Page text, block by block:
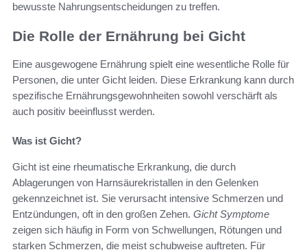
bewusste Nahrungsentscheidungen zu treffen.
Die Rolle der Ernährung bei Gicht
Eine ausgewogene Ernährung spielt eine wesentliche Rolle für
Personen, die unter Gicht leiden. Diese Erkrankung kann durch
spezifische Ernährungsgewohnheiten sowohl verschärft als
auch positiv beeinflusst werden.
Was ist Gicht?
Gicht ist eine rheumatische Erkrankung, die durch
Ablagerungen von Harnsäurekristallen in den Gelenken
gekennzeichnet ist. Sie verursacht intensive Schmerzen und
Entzündungen, oft in den großen Zehen. Gicht Symptome
zeigen sich häufig in Form von Schwellungen, Rötungen und
starken Schmerzen, die meist schubweise auftreten. Für